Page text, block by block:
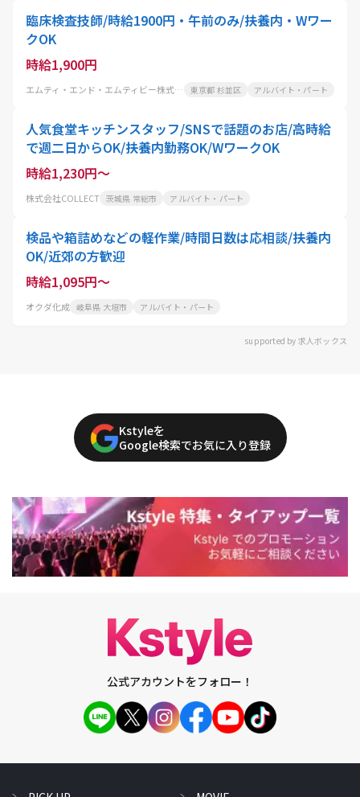
臨床検査技師/時給1900円・午前のみ/扶養内・Wワー
クOK
時給1,900円
エムティ・エンド・エムティビー株式会社 東京都 杉並区 アルバイト・パート
人気食堂キッチンスタッフ/SNSで話題のお店/高時給
で週二日からOK/扶養内勤務OK/WワークOK
時給1,230円～
株式会社COLLECT 茨城県 常総市 アルバイト・パート
検品や箱詰めなどの軽作業/時間日数は応相談/扶養内
OK/近郊の方歓迎
時給1,095円～
オクダ化成 岐阜県 大垣市 アルバイト・パート
supported by 求人ボックス
Kstyleを
Google検索でお気に入り登録
公式アカウントをフォロー！